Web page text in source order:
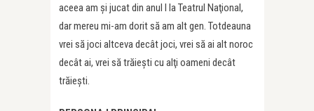
aceea am şi jucat din anul I la Teatrul Naţional,
dar mereu mi-am dorit să am alt gen. Totdeauna
vrei să joci altceva decât joci, vrei să ai alt noroc
decât ai, vrei să trăieşti cu alţi oameni decât
trăieşti.